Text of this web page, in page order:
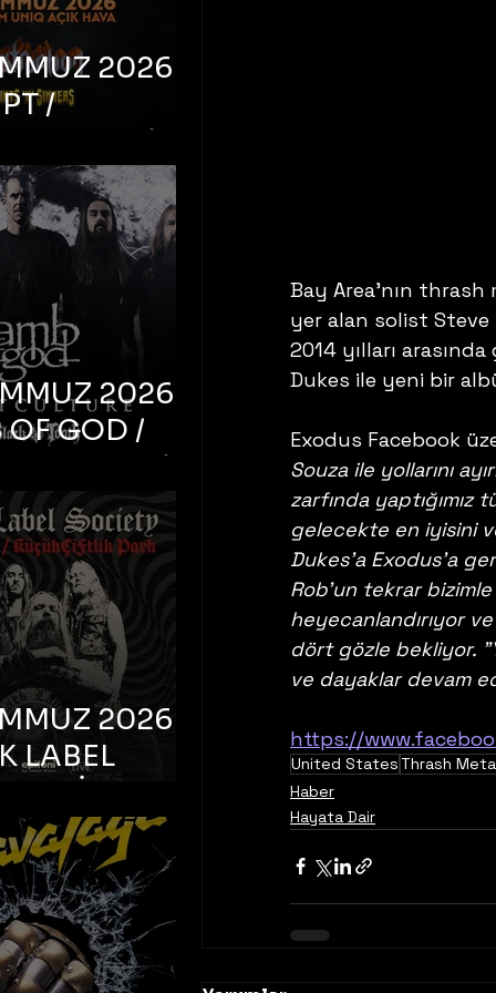
Bay Area'nın
yer alan solist Steve
2014 yılları
Dukes ile yeni bir
Exodus Facebook
Souza ile yollarını
zarfında
gelecekte en iyisini
Dukes'a Exodus'a
Rob'un tekrar bizimle
heyecanlandırıyor
dört gözle bekliyor.
ve dayaklar devam
https://
United States Thrash
Haber
Hayata Dair
2026 –
/
/
‘N’
– İstanbul,
Uniq
2026 –
OF GOD /
CULTURE /
TOOTH –
Bonus
2026 –
LABEL
– İstanbul,
Park